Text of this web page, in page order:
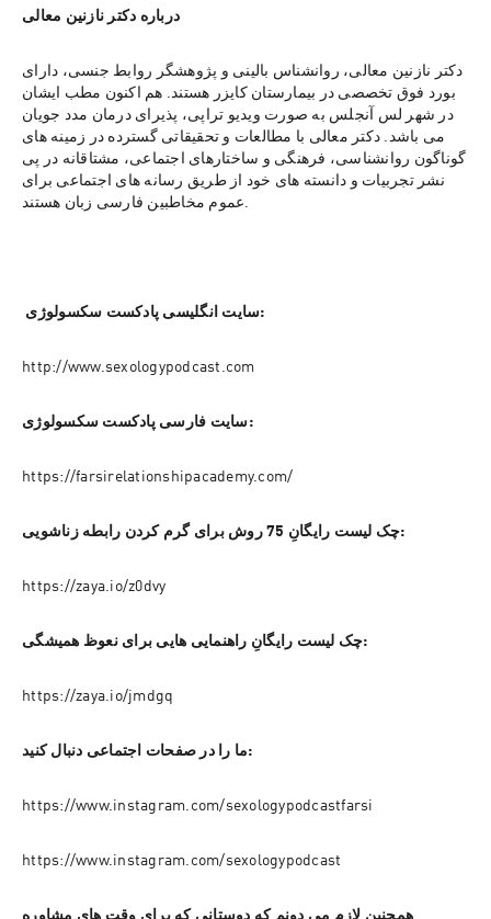
درباره دکتر نازنین معالی
دکتر نازنین معالی، روانشناس بالینی و پژوهشگر روابط جنسی، دارای
بورد فوق تخصصی در بیمارستان کایزر هستند. هم اکنون مطب ایشان
در شهر لس آنجلس به صورت ویدیو تراپی، پذیرای درمان مدد جویان
می باشد. دکتر معالی با مطالعات و تحقیقاتی گسترده در زمینه های
گوناگون روانشناسی، فرهنگی و ساختارهای اجتماعی، مشتاقانه در پی
نشر تجربیات و دانسته های خود از طریق رسانه های اجتماعی برای
عموم مخاطبین فارسی زبان هستند.
سایت انگلیسی پادکست سکسولوژی:
http://www.sexologypodcast.com
سایت فارسی پادکست سکسولوژی:
https://farsirelationshipacademy.com/
چک لیست رایگانِ 75 روش برای گرم کردن رابطه زناشویی:
https://zaya.io/z0dvy
چک لیست رایگانِ راهنمایی هایی برای نعوظ همیشگی:
https://zaya.io/jmdgq
ما را در صفحات اجتماعی دنبال کنید:
https://www.instagram.com/sexologypodcastfarsi
https://www.instagram.com/sexologypodcast
همچنین لازم می دونم که دوستانی که برای وقت های مشاوره